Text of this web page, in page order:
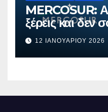
MERCOSUR:
ξέρεις και δεν
12 ΙΑΝΟΥΑΡΊΟΥ 2026